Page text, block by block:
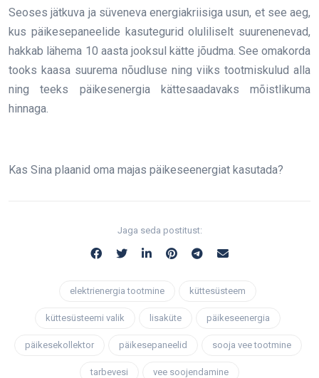
Seoses jätkuva ja süveneva energiakriisiga usun, et see aeg,
kus päikesepaneelide kasutegurid oluliliselt suurenenevad,
hakkab lähema 10 aasta jooksul kätte jõudma. See omakorda
tooks kaasa suurema nõudluse ning viiks tootmiskulud alla
ning teeks päikesenergia kättesaadavaks mõistlikuma
hinnaga.
Kas Sina plaanid oma majas päikeseenergiat kasutada?
Jaga seda postitust:
elektrienergia tootmine küttesüsteem
küttesüsteemi valik lisaküte päikeseenergia
päikesekollektor päikesepaneelid sooja vee tootmine
tarbevesi vee soojendamine